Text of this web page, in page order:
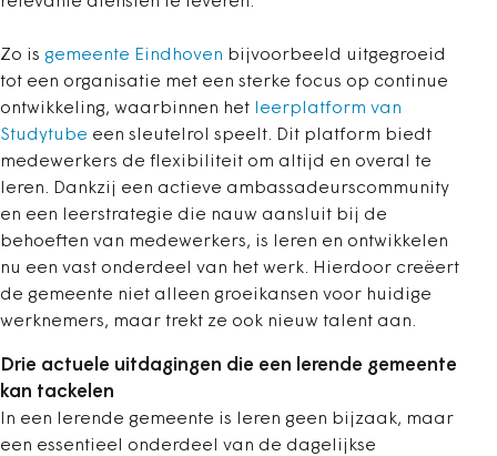
Zo is gemeente Eindhoven bijvoorbeeld uitgegroeid
tot een organisatie met een sterke focus op continue
ontwikkeling, waarbinnen het
leerplatform van
Studytube een sleutelrol speelt. Dit platform biedt
medewerkers de flexibiliteit om altijd en overal te
leren. Dankzij een actieve ambassadeurscommunity
en een leerstrategie die nauw aansluit bij de
behoeften van medewerkers, is leren en ontwikkelen
nu een vast onderdeel van het werk. Hierdoor creëert
de gemeente niet alleen groeikansen voor huidige
werknemers, maar trekt ze ook nieuw talent aan.
Drie actuele uitdagingen die een lerende gemeente
kan tackelen
In een lerende gemeente is leren geen bijzaak, maar
een essentieel onderdeel van de dagelijkse